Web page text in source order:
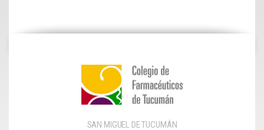
SAN MIGUEL DE TUCUMÁN